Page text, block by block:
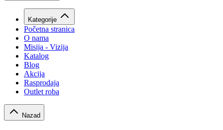
Kategorije
Početna stranica
O nama
Misija - Vizija
Katalog
Blog
Akcija
Rasprodaja
Outlet roba
Nazad